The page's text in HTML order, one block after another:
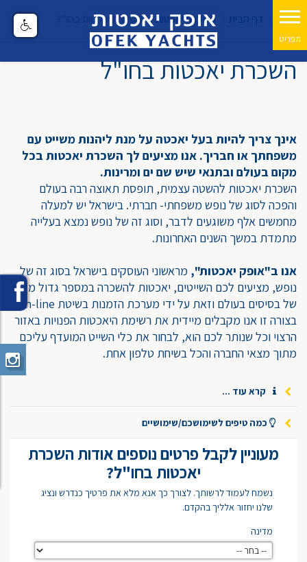
דף הבית השכרת יאכטות השכרת יאכטות בחו"ל
השכרת יאכטות בחו"ל
מעוניין לקבל פרטים נוספים אודות השכרת
יאכטות בחו"ל?
נשמח לעמוד לרשותך. לצורך כך אנא מלא את פרטיך כנדרש ונציג
שלנו יחזור אלליך בהקדם.
מדינה
אינך צריך להיות בעל יאכטה על מנת ליהנות משייט עם
משפחתך או חבריך. אנו מציעים לך השכרת יאכטות בכל
מקום בעולם ובתנאי שיש שם ים ומרינות.
השכרת יאכטות להשטה עצמית, תופסת תאוצה רבה בעולם
והפכה לסוג של נופש משפחתי- חברתי. בישראל יש למעלה
מחמשים אלף משוגעים לדבר, וסוג זה של נופש נמצא בעלייה
מתמדת במשך השנים האחרונות.
אנו ב"אופק יאכטות", מראשוני העוסקים בישראל בסוג זה של
נופש, מציעים לכם השייטים, יאכטות להשכרה במספר גדול מאד
בצורה זו אנו מקבלים מיידית את רשימת היאכטות הפנויות באזור
הרצוי וכל שנותר לכם הוא, לבחור את כלי השייט המועדף עליכם
מתוך מצאי החברה והכל בשיחת טלפון אחת.
קרא עוד ...
כמה טיפים לשימושכם/שימושיים